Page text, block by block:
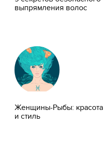
выпрямления волос
Женщины-Рыбы: красота
и стиль